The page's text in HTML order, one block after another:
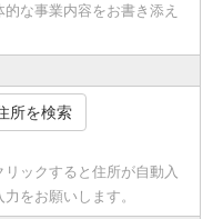
な事業内容をお書き添え
所を検索
ックすると住所が自動入
をお願いします。